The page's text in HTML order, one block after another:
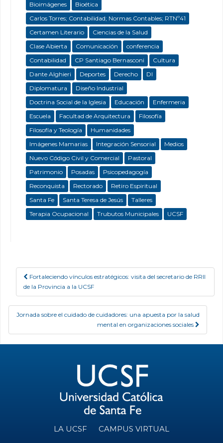
Bioimágenes
Bioética
Carlos Torres; Contabilidad; Normas Contables; RTNº41
Certamen Literario
Ciencias de la Salud
Clase Abierta
Comunicación
conferencia
Contabilidad
CP Santiago Bernasconi
Cultura
Dante Alghieri
Deportes Derecho
DI
Diplomatura
Diseño Industrial
Doctrina Social de la Iglesia
Educación
Enfermeria
Escuela
Facultad de Arquitectura
Filosofía
Filosofía y Teología
Humanidades
Imágenes Mamarias
Integración Sensorial
Medios
Nuevo Código Civil y Comercial
Pastoral
Patrimonio
Posadas
Psicopedagogía
Reconquista
Rectorado
Retiro Espiritual
Santa Fe
Santa Teresa de Jesús
Talleres
Terapia Ocupacional
Trubutos Municipales UCSF
Post navigation
Fortaleciendo vínculos estratégicos: visita del secretario de RRII
de la Provincia a la UCSF
Jornada sobre el cuidado de cuidadores: una apuesta por la salud
mental en organizaciones sociales
LA UCSF CAMPUS VIRTUAL